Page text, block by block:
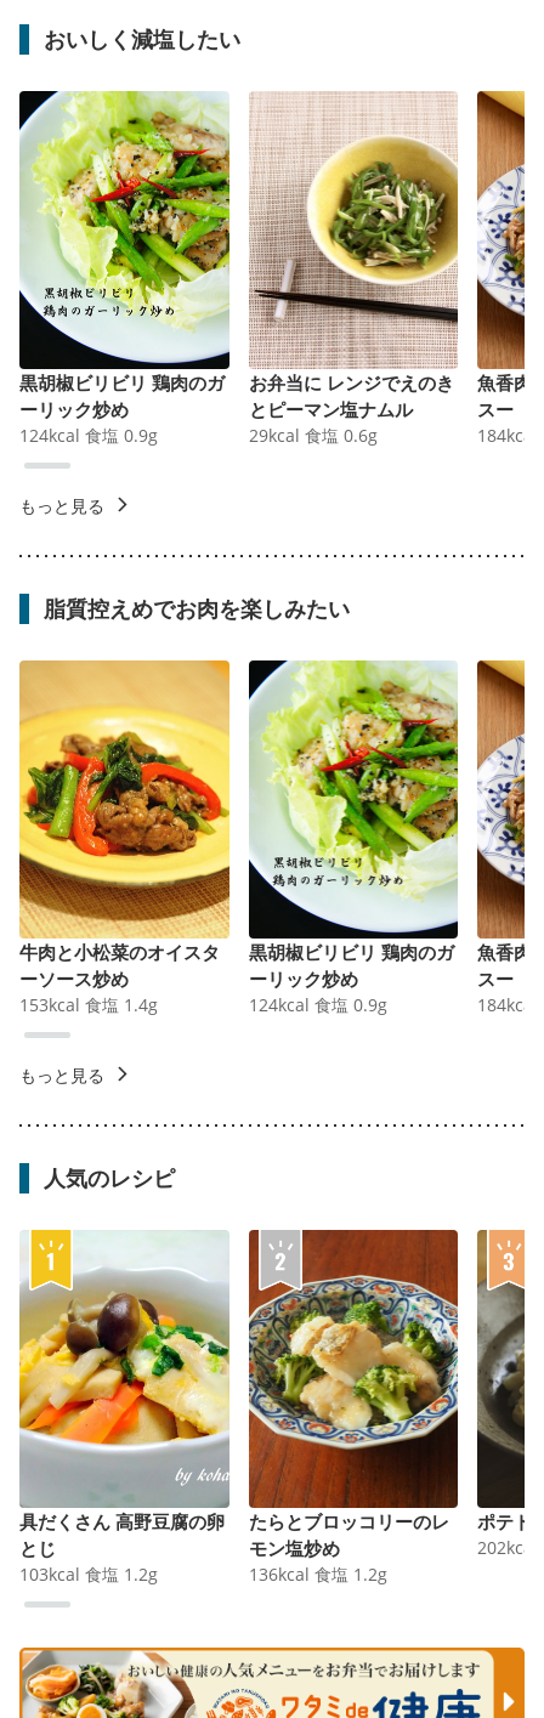
おいしく減塩したい
黒胡椒ビリビリ 鶏肉のガ
ーリック炒め
124kcal 食塩 0.9g
お弁当に レンジでえのき
とピーマン塩ナムル
29kcal 食塩 0.6g
魚香肉
スー
184kcal
もっと見る
脂質控えめでお肉を楽しみたい
牛肉と小松菜のオイスタ
ーソース炒め
153kcal 食塩 1.4g
黒胡椒ビリビリ 鶏肉のガ
ーリック炒め
124kcal 食塩 0.9g
魚香肉
スー
184kcal
もっと見る
人気のレシピ
具だくさん 高野豆腐の卵
とじ
103kcal 食塩 1.2g
たらとブロッコリーのレ
モン塩炒め
136kcal 食塩 1.2g
ポテト
202kcal